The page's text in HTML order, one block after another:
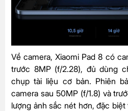
Về camera, Xiaomi Pad 8 có
trước 8MP (f/2.28), đủ dùng
chụp tài liệu cơ bản. Phiên
camera sau 50MP (f/1.8) và
lượng ảnh sắc nét hơn, đặc